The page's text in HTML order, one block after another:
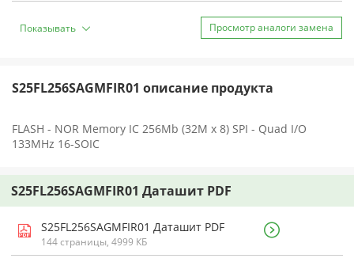
Показывать Просмотр аналоги замена
S25FL256SAGMFIR01 описание продукта
FLASH - NOR Memory IC 256Mb (32M x 8) SPI - Quad I/O
133MHz 16-SOIC
S25FL256SAGMFIR01 Даташит PDF
S25FL256SAGMFIR01 Даташит PDF
144 страницы, 4999 КБ